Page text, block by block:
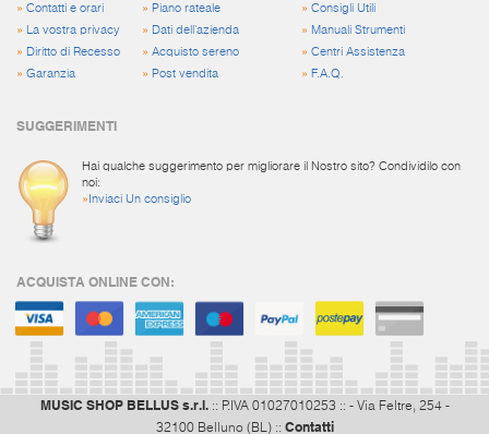
» Contatti e orari
»
La vostra privacy
» Diritto di Recesso
» Garanzia
» Piano rateale
» Dati dell'azienda
» Acquisto sereno
» Post vendita
»Consigli Utili
» Manuali Strumenti
»Centri Assistenza
» F.A.Q.
SUGGERIMENTI
Hai qualche suggerimento per migliorare il Nostro sito? Condividilo con
noi:
» Inviaci Un consiglio
ACQUISTA ONLINE CON:
MUSIC SHOP BELLUS s.r.l.:: P.IVA 01027010253 :: - Via Feltre, 254 -
32100 Belluno (BL) :: Contatti